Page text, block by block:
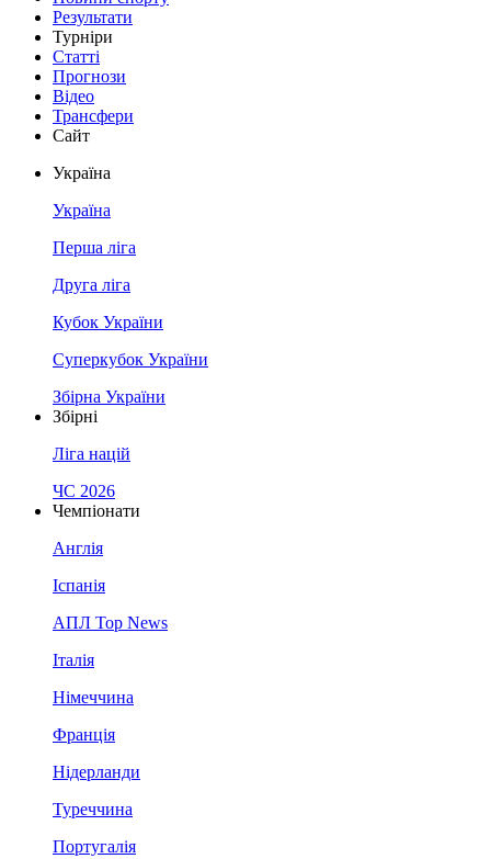
Результати
Турніри
Статті
Прогнози
Відео
Трансфери
Сайт
Україна
Україна
Перша ліга
Друга ліга
Кубок України
Суперкубок України
Збірна України
Збірні
Ліга націй
ЧС 2026
Чемпіонати
Англія
Іспанія
АПЛ Top News
Італія
Німеччина
Франція
Нідерланди
Туреччина
Португалія